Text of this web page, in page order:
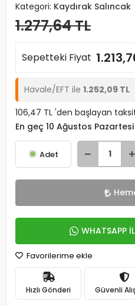
Kategori: Kaydırak Salıncak
1.277,64 TL
Sepetteki Fiyat
Havale/EFT ile 1.252,09 TL
106,47 TL 'den başlayan
En geç 10 Ağustos
Adet
WHATSAPP
Favorilerime ekle
Hızlı Gönderi Güvenli